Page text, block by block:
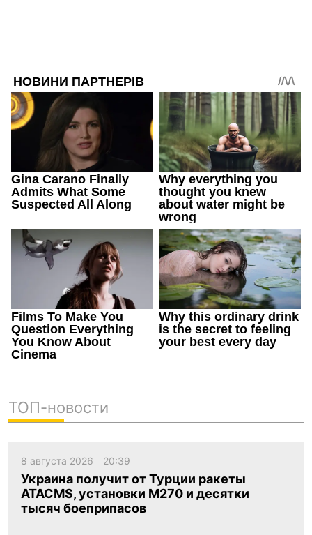
ТОП-новости
8 августа 2026 20:39
Украина получит от Турции ракеты
ATACMS, установки M270 и десятки
тысяч боеприпасов